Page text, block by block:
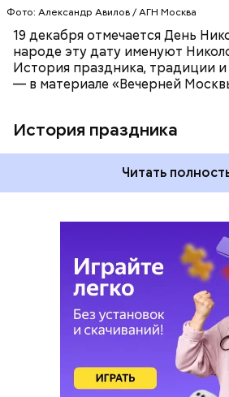
Фото: Александр Авилов / АГН Москва
19 декабря отмечается День
народе эту дату именуют
История праздника, традиции и
— в материале «Вечерней
История праздника
Читать